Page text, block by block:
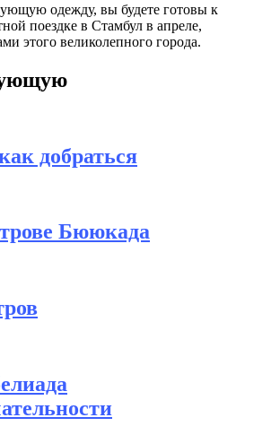
одежду, вы будете готовы к
поездке в Стамбул в апреле,
этого великолепного города.
добраться
Бююкада